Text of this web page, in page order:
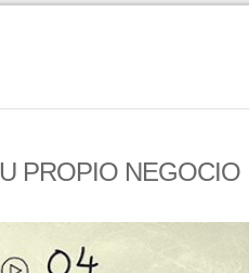
PROPIO NEGOCIO